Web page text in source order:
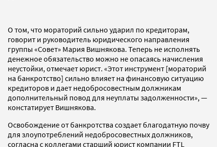
О том, что мораторий сильно ударил по кредиторам,
говорит и руководитель юридического направления
группы «Совет» Мария Вишнякова. Теперь не исполнять
денежное обязательство можно не опасаясь начисления
неустойки, отмечает юрист. «Этот инструмент [мораторий
на банкротство] сильно влияет на финансовую ситуацию
кредиторов и дает недобросовестным должникам
дополнительный повод для неуплаты задолженности», —
констатирует Вишнякова.
Освобождение от банкротства создает благодатную почву
для злоупотреблений недобросовестных должников,
согласна с коллегами старший юрист компании FTL